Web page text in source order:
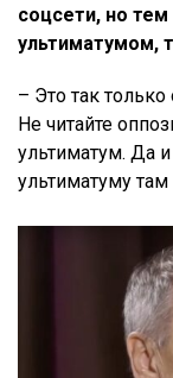
соцсети, но
ультиматумом,
– Это так
Не читайте
ультиматум. Да
ультиматуму там